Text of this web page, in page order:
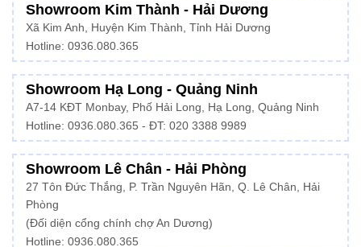
Showroom Kim Thành - Hải Dương
Xã Kim Anh, Huyện Kim Thành, Tỉnh Hải Dương
Hotline: 0936.080.365
Showroom Hạ Long - Quảng Ninh
A7-14 KĐT Monbay, Phố Hải Long, Hạ Long, Quảng Ninh
Hotline: 0936.080.365 - ĐT: 020 3388 9989
Showroom Lê Chân - Hải Phòng
27 Tôn Đức Thắng, P. Trần Nguyên Hãn, Q. Lê Chân, Hải
Phòng
(Đối diện cổng chính chợ An Dương)
Hotline: 0936.080.365